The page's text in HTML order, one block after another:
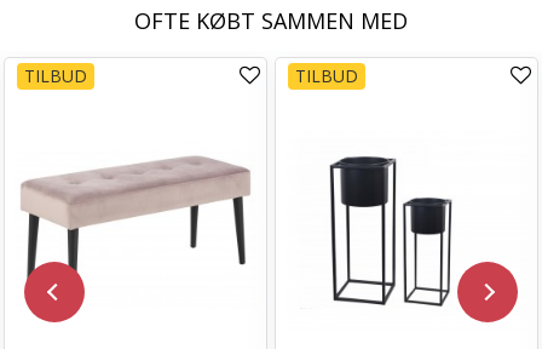
OFTE KØBT SAMMEN MED
TILBUD TILBUD